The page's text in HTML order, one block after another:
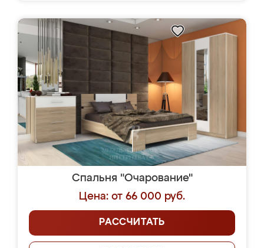
Спальня "Очарование"
Цена: от 66 000 руб.
РАССЧИТАТЬ